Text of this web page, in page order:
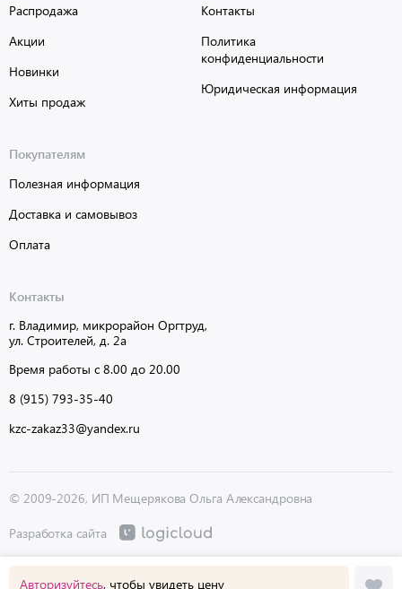
Авторизуйтесь, чтобы увидеть цену
Распродажа
Акции
Новинки
Хиты продаж
Контакты
Политика
конфиденциальности
Юридическая информация
Покупателям
Полезная информация
Доставка и самовывоз
Оплата
Контакты
г. Владимир, микрорайон Оргтруд,
ул. Строителей, д. 2а
Время работы с 8.00 до 20.00
8 (915) 793-35-40
kzc-zakaz33@yandex.ru
© 2009-2026, ИП Мещерякова Ольга Александровна
Разработка сайта